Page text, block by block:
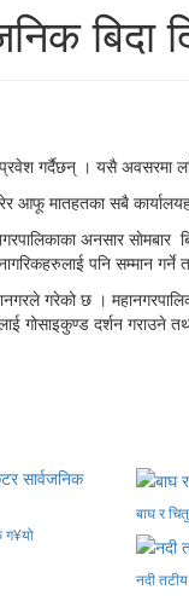
बिदा
प्रवेश गर्दैछन् । यसै
मातहतका सबै
अनसार
पनि सम्मान गर्ने
गरेको छ ।
गोसाइकुण्ड दर्शन गराउने
ग¥यो
बाघ र
नदी